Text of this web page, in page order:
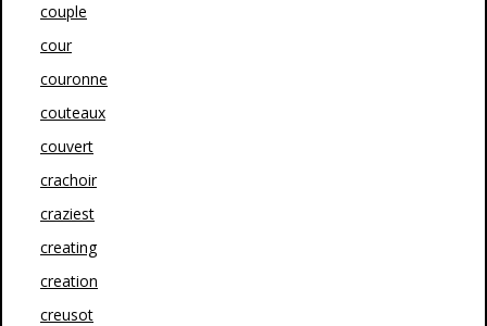
couple
cour
couronne
couteaux
couvert
crachoir
craziest
creating
creation
creusot